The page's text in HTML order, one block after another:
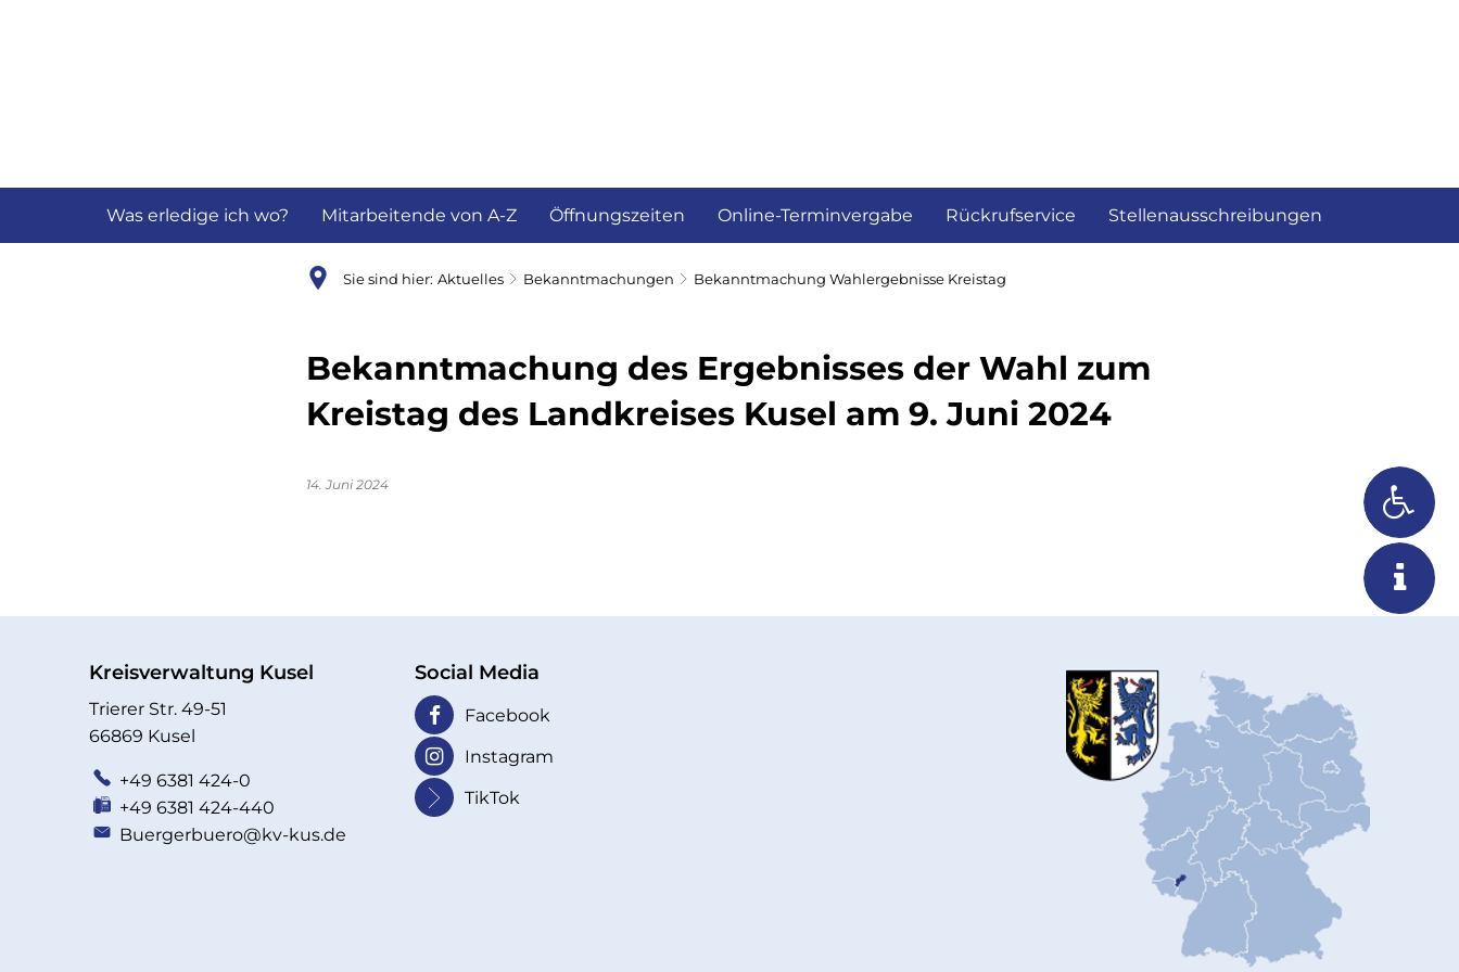
Was erledige ich wo? Mitarbeitende von A-Z Öffnungszeiten Online-Terminvergabe Rückrufservice Stellenausschreibungen
Sie sind hier: Aktuelles Bekanntmachungen Bekanntmachung Wahlergebnisse Kreistag
Bekanntmachung des Ergebnisses der Wahl zum
Kreistag des Landkreises Kusel am 9. Juni 2024
14. Juni 2024
Kreisverwaltung Kusel
Trierer Str. 49-51
66869 Kusel
+49 6381 424-0
+49 6381 424-440
Buergerbuero@kv-kus.de
Social Media
Facebook
Instagram
TikTok